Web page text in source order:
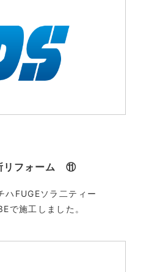
リフォーム ⑪
ハFUGEソラ二ティー
で施工しました。